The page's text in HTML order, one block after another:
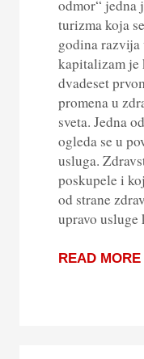
odmor“ jedna
turizma koja
godina
kapitalizam je
dvadeset
promena u
sveta. Jedna
ogleda se u
usluga.
poskupele i
od strane
upravo
READ MORE